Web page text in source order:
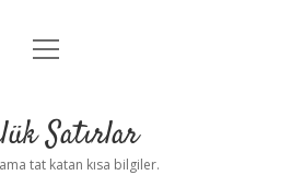
Anasayfa
Yasal Uyarı
menüyü
Satırlar
tat katan kısa bilgiler.